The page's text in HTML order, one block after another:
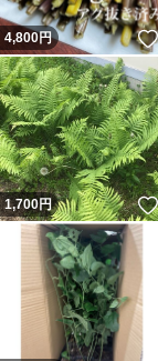
4,800円
1,700円